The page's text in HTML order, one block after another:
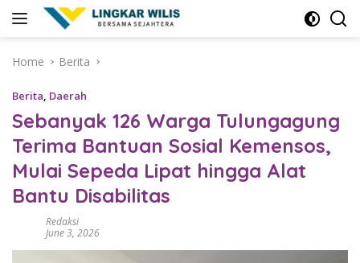
Home
Berita
Berita, Daerah
Sebanyak 126 Warga Tulungagung
Terima Bantuan Sosial Kemensos,
Mulai Sepeda Lipat hingga Alat
Bantu Disabilitas
Redaksi
June 3, 2026